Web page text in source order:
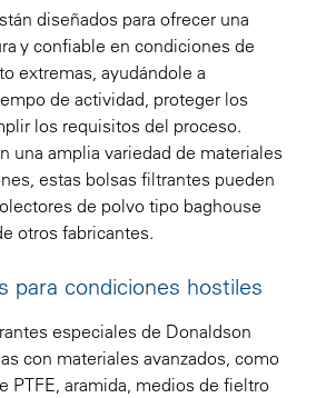
diseñados para ofrecer una
y confiable en condiciones de
extremas, ayudándole a
de actividad, proteger los
los requisitos del proceso.
una amplia variedad de materiales
estas bolsas filtrantes pueden
de polvo tipo baghouse
otros fabricantes.
para condiciones hostiles
especiales de Donaldson
con materiales avanzados, como
PTFE, aramida, medios de fieltro